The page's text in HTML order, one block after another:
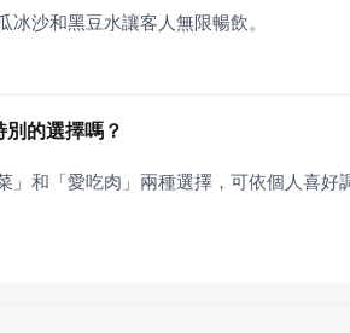
冰沙和黑豆水讓客人無限暢飲。
的選擇嗎？
」和「愛吃肉」兩種選擇，可依個人喜好